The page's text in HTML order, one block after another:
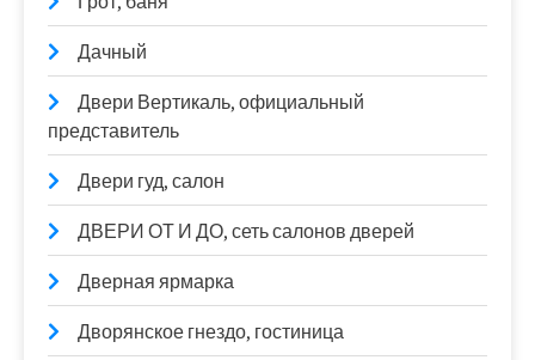
Дачный
Двери Вертикаль, официальный
представитель
Двери гуд, салон
ДВЕРИ ОТ И ДО, сеть салонов дверей
Дверная ярмарка
Дворянское гнездо, гостиница